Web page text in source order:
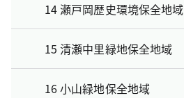
14 瀬戸岡歴史環境保全地域
15 清瀬中里緑地保全地域
16 小山緑地保全地域